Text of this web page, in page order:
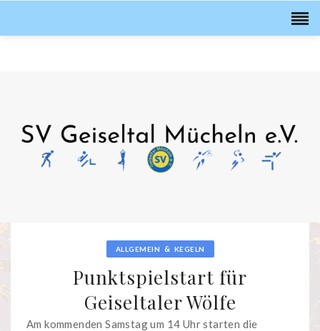
ALLGEMEIN & KEGELN
Punktspielstart für
Geiseltaler Wölfe
Am kommenden Samstag um 14 Uhr starten die